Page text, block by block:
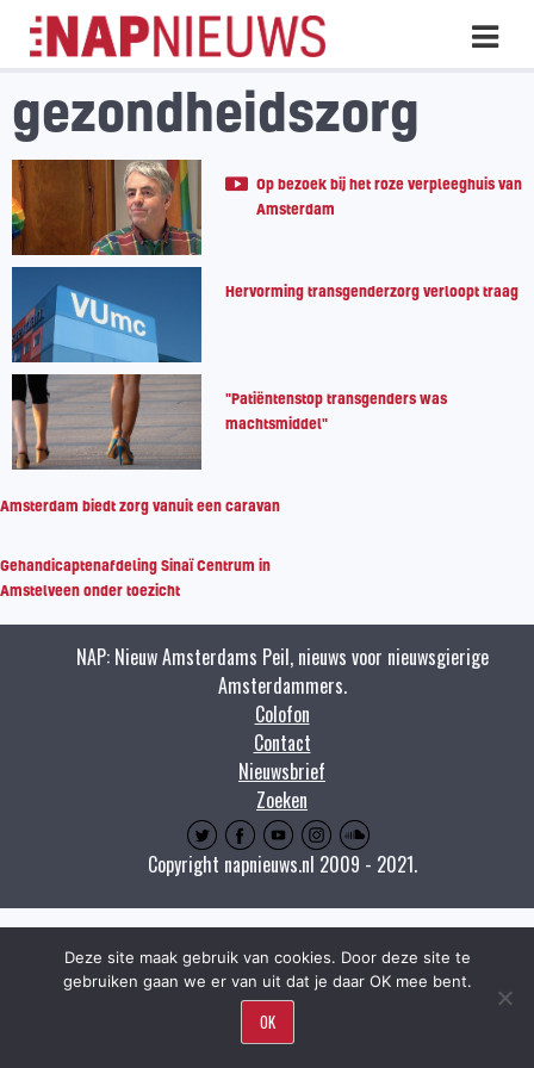
Skip
naar
inhoud
gezondheidszorg
Op bezoek bij het roze verpleeghuis van
Amsterdam
Hervorming transgenderzorg verloopt traag
"Patiëntenstop transgenders was
machtsmiddel"
Amsterdam biedt zorg vanuit een caravan
Gehandicaptenafdeling Sinaï Centrum in
Amstelveen onder toezicht
NAP: Nieuw Amsterdams Peil, nieuws voor nieuwsgierige
Amsterdammers.
Colofon
Contact
Nieuwsbrief
Zoeken
Copyright napnieuws.nl 2009 - 2021.
Deze site maak gebruik van cookies. Door deze site te
gebruiken gaan we er van uit dat je daar OK mee bent.
OK